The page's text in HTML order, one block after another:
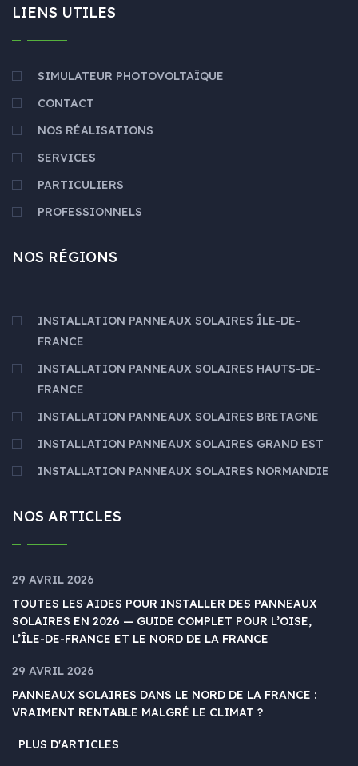
LIENS UTILES
SIMULATEUR PHOTOVOLTAÏQUE
CONTACT
NOS RÉALISATIONS
SERVICES
PARTICULIERS
PROFESSIONNELS
NOS RÉGIONS
INSTALLATION PANNEAUX SOLAIRES ÎLE-DE-
FRANCE
INSTALLATION PANNEAUX SOLAIRES HAUTS-DE-
FRANCE
INSTALLATION PANNEAUX SOLAIRES BRETAGNE
INSTALLATION PANNEAUX SOLAIRES GRAND EST
INSTALLATION PANNEAUX SOLAIRES NORMANDIE
NOS ARTICLES
29 AVRIL 2026
TOUTES LES AIDES POUR INSTALLER DES PANNEAUX
SOLAIRES EN 2026 — GUIDE COMPLET POUR L’OISE,
L’ÎLE-DE-FRANCE ET LE NORD DE LA FRANCE
29 AVRIL 2026
PANNEAUX SOLAIRES DANS LE NORD DE LA FRANCE :
VRAIMENT RENTABLE MALGRÉ LE CLIMAT ?
PLUS D'ARTICLES